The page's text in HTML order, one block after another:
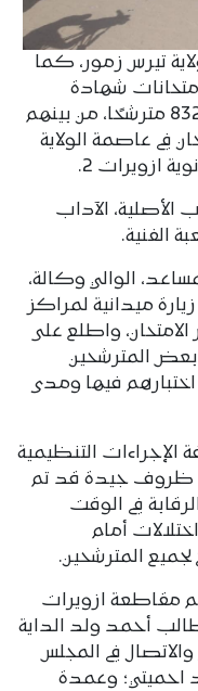
تيرس زمور، كما
شهادة
الباكالوريا لسنة 2025، بمشاركة 832 مترشحًا، من بينهم
في عاصمة الولاية
الأصلية، الآداب
الفنية.
الوالي وكالة،
ميدانية لمراكز
واطلع على
بعض المترشحين
فيها ومدى
الإجراءات التنظيمية
في ظروف جيدة قد تم
في الوقت
أمام
المترشحين.
مقاطعة ازويرات
أحمد ولد الداية
في المجلس
احميتي؛ وعمدة